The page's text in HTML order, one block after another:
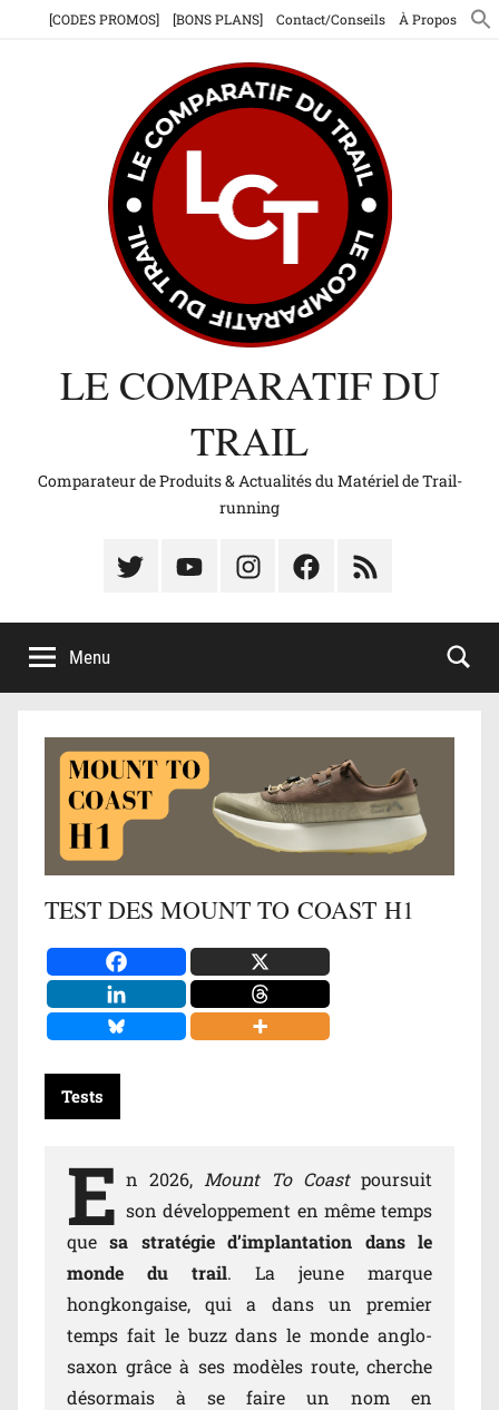
[CODES PROMOS] [BONS PLANS] Contact/Conseils À Propos
LE COMPARATIF DU
TRAIL
Comparateur de Produits & Actualités du Matériel de Trail-
running
Élément
menu
Élément
menu
Élément
menu
Élément
menu
Élément
menu
Menu
TEST DES MOUNT TO COAST H1
Tests
E n 2026, Mount To Coastpoursuit
son développement en même temps
quesa stratégie d’implantation dans le
monde du trail. La jeune marque
hongkongaise, qui a dans un premier
temps fait le buzz dans le monde anglo-
saxon grâce à ses modèles route, cherche
désormais à se faire un nom en